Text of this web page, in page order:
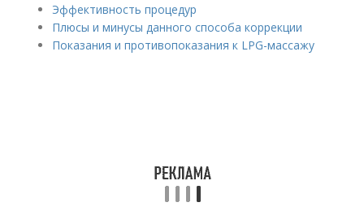
Эффективность процедур
Плюсы и минусы данного способа коррекции
Показания и противопоказания к LPG-массажу